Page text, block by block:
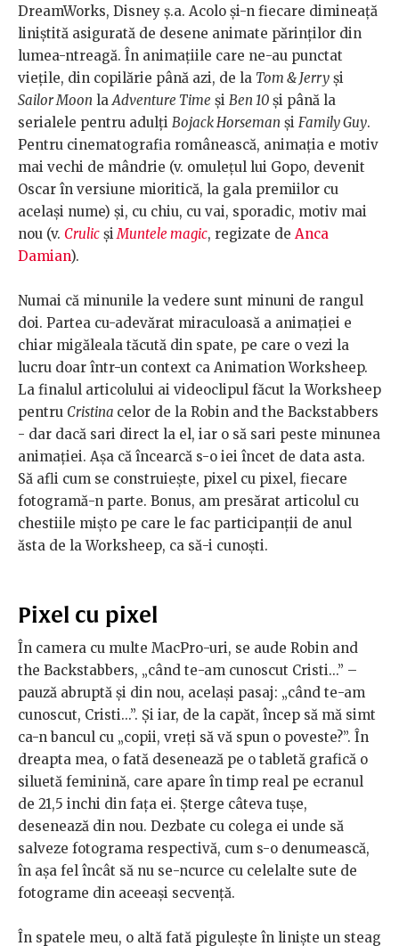
DreamWorks, Disney ș.a. Acolo și-n fiecare dimineață
liniștită asigurată de desene animate părinților din
lumea-ntreagă. În animațiile care ne-au punctat
viețile, din copilărie până azi, de la Tom & Jerry și
Sailor Moon laAdventure Time și Ben 10 și până la
serialele pentru adulți Bojack Horseman și Family Guy.
Pentru cinematografia românească, animația e motiv
mai vechi de mândrie (v. omulețul lui Gopo, devenit
Oscar în versiune mioritică, la gala premiilor cu
același nume) și, cu chiu, cu vai, sporadic, motiv mai
nou (v. Crulic șiMuntele magic, regizate de Anca
Damian).
Numai că minunile la vedere sunt minuni de rangul
doi. Partea cu-adevărat miraculoasă a animației e
chiar migăleala tăcută din spate, pe care o vezi la
lucru doar într-un context ca Animation Worksheep.
La finalul articolului ai videoclipul făcut la Worksheep
pentru Cristina celor de la Robin and the Backstabbers
- dar dacă sari direct la el, iar o să sari peste minunea
animației. Așa că încearcă s-o iei încet de data asta.
Să afli cum se construiește, pixel cu pixel, fiecare
fotogramă-n parte. Bonus, am presărat articolul cu
chestiile mișto pe care le fac participanții de anul
ăsta de la Worksheep, ca să-i cunoști.
Pixel cu pixel
În camera cu multe MacPro-uri, se aude Robin and
the Backstabbers, „când te-am cunoscut Cristi...” –
pauză abruptă și din nou, același pasaj: „când te-am
cunoscut, Cristi...”. Și iar, de la capăt, încep să mă simt
ca-n bancul cu „copii, vreți să vă spun o poveste?”. În
dreapta mea, o fată desenează pe o tabletă grafică o
siluetă feminină, care apare în timp real pe ecranul
de 21,5 inchi din fața ei. Șterge câteva tușe,
desenează din nou. Dezbate cu colega ei unde să
salveze fotograma respectivă, cum s-o denumească,
în așa fel încât să nu se-ncurce cu celelalte sute de
fotograme din aceeași secvență.
În spatele meu, o altă fată pigulește în liniște un steag